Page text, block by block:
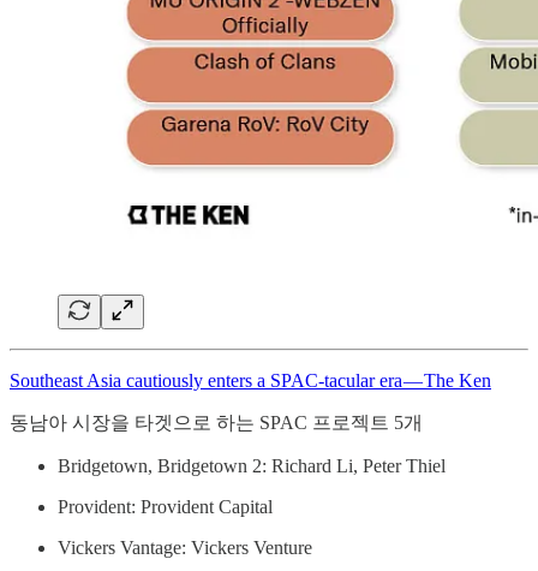
Southeast Asia cautiously enters a SPAC-tacular era — The Ken
동남아 시장을 타겟으로 하는 SPAC 프로젝트 5개
Bridgetown, Bridgetown 2: Richard Li, Peter Thiel
Provident: Provident Capital
Vickers Vantage: Vickers Venture